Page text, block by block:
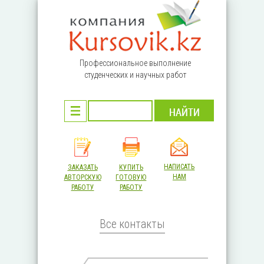
Профессиональное выполнение
студенческих и научных работ
ЗАКАЗАТЬ
АВТОРСКУЮ
РАБОТУ
КУПИТЬ
ГОТОВУЮ
РАБОТУ
НАПИСАТЬ
НАМ
Все контакты